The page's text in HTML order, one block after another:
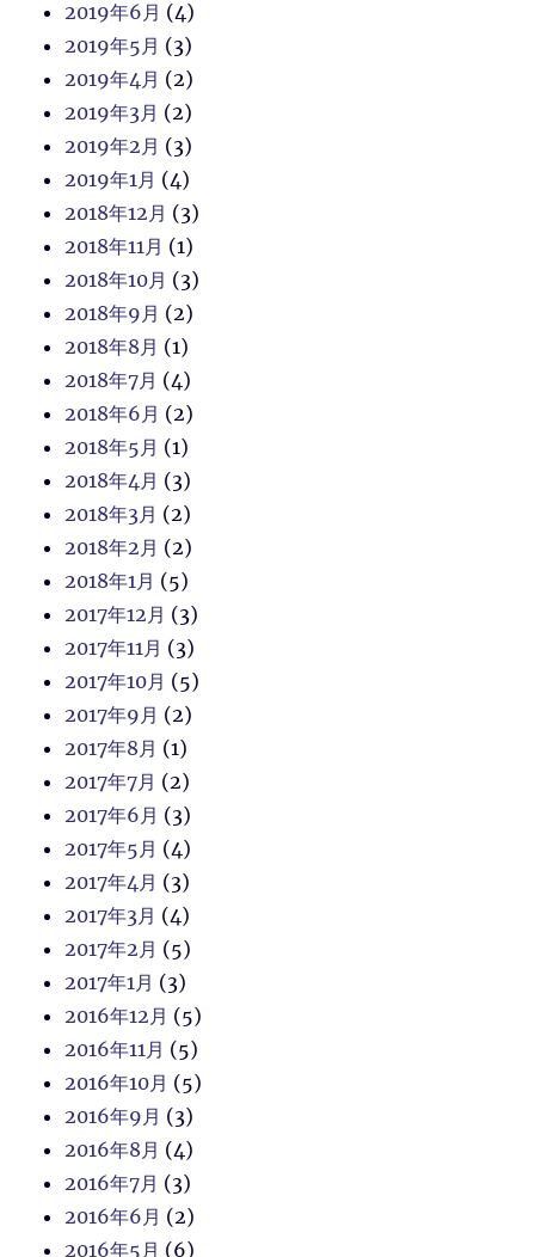
2019年6月 (4)
2019年5月 (3)
2019年4月 (2)
2019年3月 (2)
2019年2月 (3)
2019年1月 (4)
2018年12月 (3)
2018年11月 (1)
2018年10月 (3)
2018年9月 (2)
2018年8月 (1)
2018年7月 (4)
2018年6月 (2)
2018年5月 (1)
2018年4月 (3)
2018年3月 (2)
2018年2月 (2)
2018年1月 (5)
2017年12月 (3)
2017年11月 (3)
2017年10月 (5)
2017年9月 (2)
2017年8月 (1)
2017年7月 (2)
2017年6月 (3)
2017年5月 (4)
2017年4月 (3)
2017年3月 (4)
2017年2月 (5)
2017年1月 (3)
2016年12月 (5)
2016年11月 (5)
2016年10月 (5)
2016年9月 (3)
2016年8月 (4)
2016年7月 (3)
2016年6月 (2)
2016年5月 (6)